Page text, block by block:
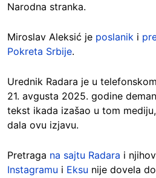
Narodna stranka.
Miroslav Aleksić je poslanik i
Pokreta Srbije.
Urednik Radara je u
21. avgusta 2025. godine
tekst ikada izašao u tom
dala ovu izjavu.
Pretraga na sajtu Radara i
Instagramu i Eksu nije dovela